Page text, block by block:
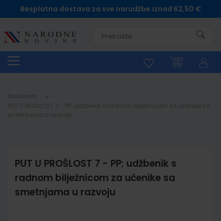
Besplatna dostava za sve narudžbe iznad 62,50 €
Naslovna
PUT U PROŠLOST 7 - PP; udžbenik s
radnom bilježnicom za učenike sa
smetnjama u razvoju